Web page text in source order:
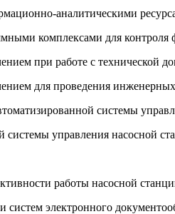
аналитическими
комплексами для
при работе с технической
для проведения инженерных
системы
системы управления насосной
работы насосной
электронного